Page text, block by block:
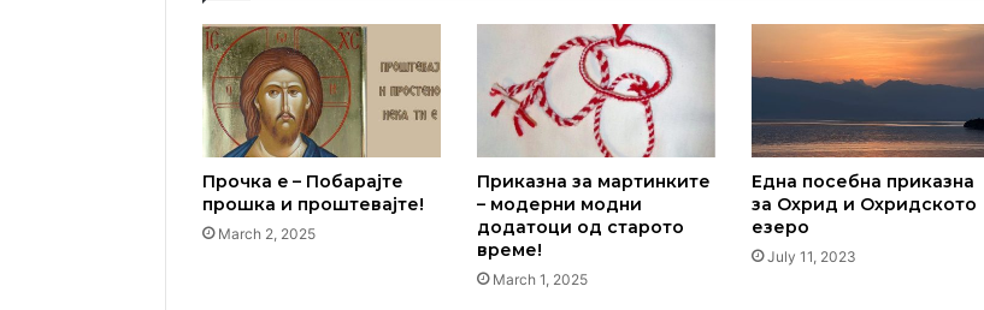
Прочка e – Побарајте
прошка и проштевајте!
March 2, 2025
Приказна за мартинките
– модерни модни
додатоци од старото
време!
March 1, 2025
Eдна посебна приказна
за Охрид и Охридското
езеро
July 11, 2023